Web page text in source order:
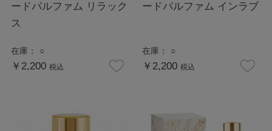
ードパルファム リラック
ス
在庫： ○
￥2,200 税込
ードパルファム インラブ
在庫： ○
￥2,200 税込